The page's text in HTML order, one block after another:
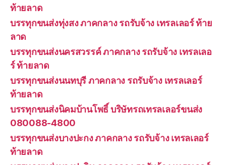
ท้ายลาด
บรรทุกขนส่งทุ่งสง ภาคกลาง รถรับจ้าง เทรลเลอร์ ท้าย
ลาด
บรรทุกขนส่งนครสวรรค์ ภาคกลาง รถรับจ้าง เทรลเลอ
ร์ ท้ายลาด
บรรทุกขนส่งนนทบุรี ภาคกลาง รถรับจ้าง เทรลเลอร์
ท้ายลาด
บรรทุกขนส่งนิคมบ้านโพธิ์ บริษัทรถเทรลเลอร์ขนส่ง
080088-4800
บรรทุกขนส่งบางปะกง ภาคกลาง รถรับจ้าง เทรลเลอร์
ท้ายลาด